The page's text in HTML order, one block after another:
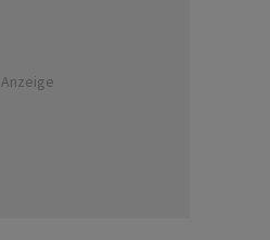
Anzeige